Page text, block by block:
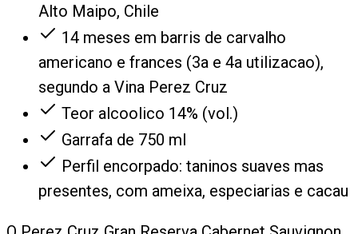
Alto Maipo, Chile
14 meses em barris de carvalho
americano e frances (3a e 4a utilizacao),
segundo a Vina Perez Cruz
Teor alcoolico 14% (vol.)
Garrafa de 750 ml
Perfil encorpado: taninos suaves mas
presentes, com ameixa, especiarias e cacau